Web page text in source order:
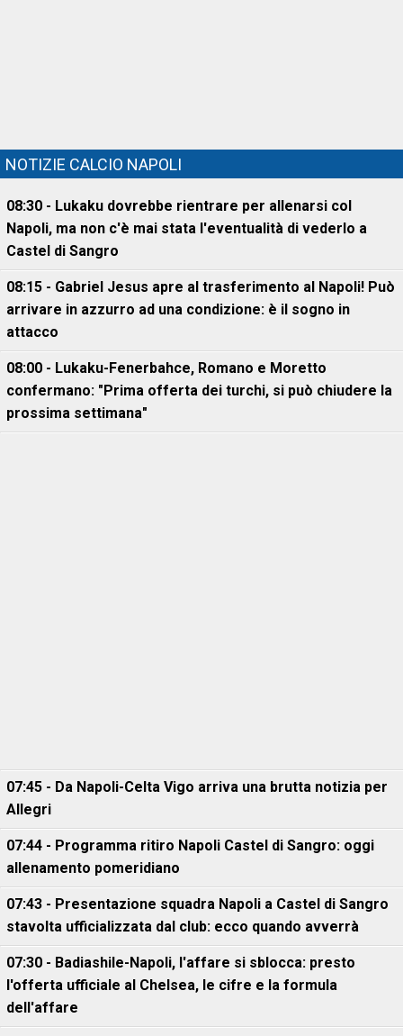
NOTIZIE CALCIO NAPOLI
08:30 - Lukaku dovrebbe rientrare per allenarsi col
Napoli, ma non c'è mai stata l'eventualità di vederlo a
Castel di Sangro
08:15 - Gabriel Jesus apre al trasferimento al Napoli! Può
arrivare in azzurro ad una condizione: è il sogno in
attacco
08:00 - Lukaku-Fenerbahce, Romano e Moretto
confermano: "Prima offerta dei turchi, si può chiudere la
prossima settimana"
07:45 - Da Napoli-Celta Vigo arriva una brutta notizia per
Allegri
07:44 - Programma ritiro Napoli Castel di Sangro: oggi
allenamento pomeridiano
07:43 - Presentazione squadra Napoli a Castel di Sangro
stavolta ufficializzata dal club: ecco quando avverrà
07:30 - Badiashile-Napoli, l'affare si sblocca: presto
l'offerta ufficiale al Chelsea, le cifre e la formula
dell'affare